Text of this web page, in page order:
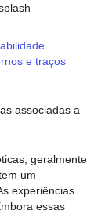
e traços
associadas a
geralmente
um
experiências
essas